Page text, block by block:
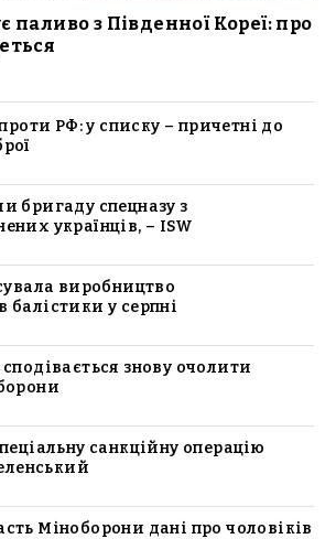
паливо з Південної Кореї: про
РФ: у списку – причетні до
бригаду спецназу з
українців, – ISW
виробництво
балістики у серпні
знову очолити
санкційну операцію
Міноборони дані про чоловіків